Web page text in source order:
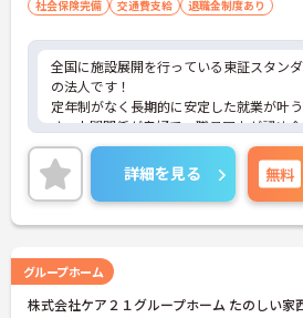
社会保険完備
交通費支給 退職金制度あり
全国に施設展開を行っている東証スタン
の法人です！
定年制がなく長期的に安定した就業が叶
す。人間関係が良好で、職員同士が認め
根付いています。
ご興味のある方には、面接対策ポイントな
に詳細をご案内しますのでお気軽にご相談
い！
詳細を見る 無料
グループホーム
株式会社ケア２１グループホーム たのしい家